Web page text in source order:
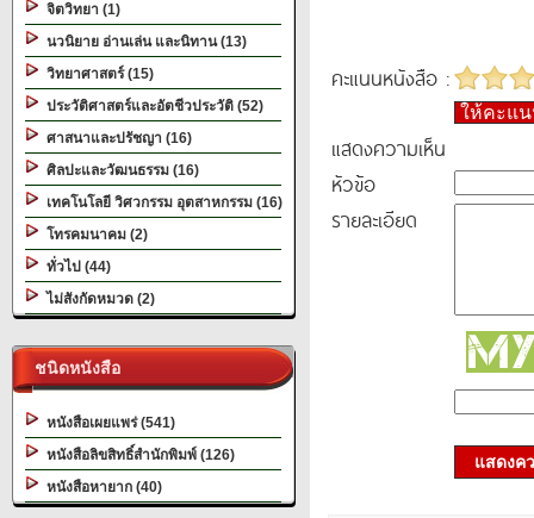
จิตวิทยา (1)
นวนิยาย อ่านเล่น และนิทาน (13)
วิทยาศาสตร์ (15)
ประวัติศาสตร์และอัตชีวประวัติ (52)
ศาสนาและปรัชญา (16)
ศิลปะและวัฒนธรรม (16)
เทคโนโลยี วิศวกรรม อุตสาหกรรม (16)
โทรคมนาคม (2)
ทั่วไป (44)
ไม่สังกัดหมวด (2)
ชนิดหนังสือ
หนังสือเผยแพร่ (541)
หนังสือลิขสิทธิ์สำนักพิมพ์ (126)
หนังสือหายาก (40)
คะแนนหนังสือ :
ให้คะแ
แสดงความเห็น
หัวข้อ
รายละเอียด
แสดงค